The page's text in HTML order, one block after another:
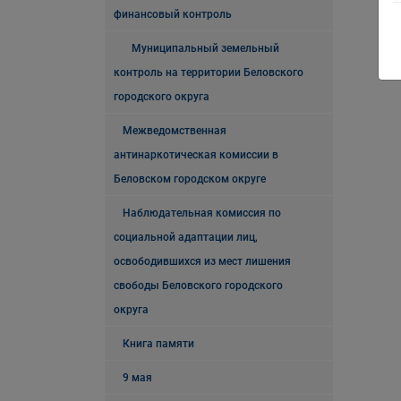
финансовый контроль
Муниципальный земельный
контроль на территории Беловского
городского округа
Межведомственная
антинаркотическая комиссии в
Беловском городском округе
Наблюдательная комиссия по
социальной адаптации лиц,
освободившихся из мест лишения
свободы Беловского городского
округа
Книга памяти
9 мая